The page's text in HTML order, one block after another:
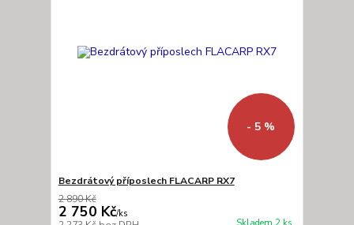
- 5 %
Bezdrátový příposlech FLACARP RX7
2 890 Kč
2 750 Kč/ks